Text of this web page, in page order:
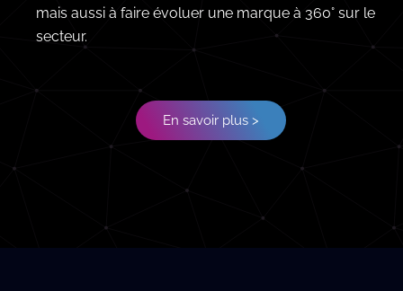
mais aussi à faire évoluer une marque à 360° sur le
secteur.
En savoir plus >